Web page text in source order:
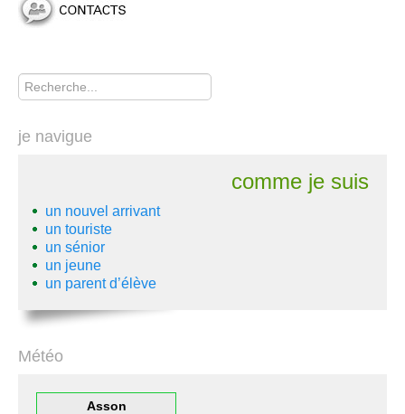
Rechercher
je navigue
comme je suis
un nouvel arrivant
un touriste
un sénior
un jeune
un parent d’élève
Météo
Asson